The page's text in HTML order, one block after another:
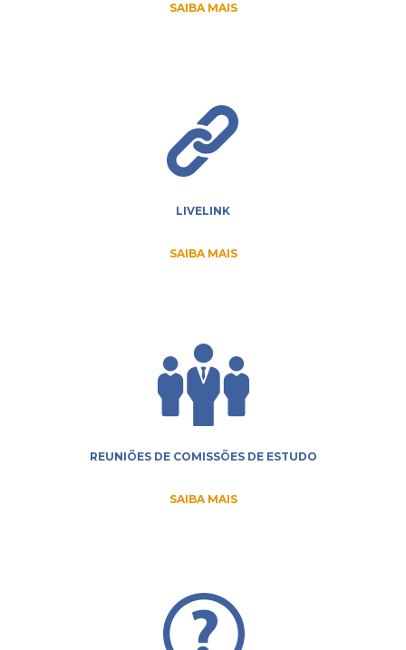
SAIBA MAIS
LIVELINK
SAIBA MAIS
REUNIÕES DE COMISSÕES DE ESTUDO
SAIBA MAIS